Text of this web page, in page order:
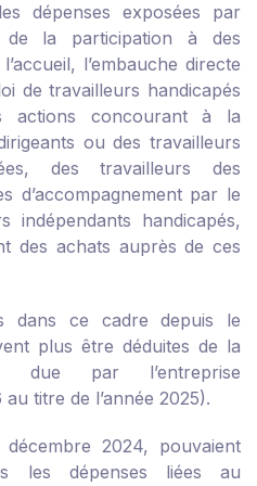
dépenses exposées par
la participation à des
l’embauche directe
de travailleurs handicapés
actions concourant à la
ou des travailleurs
des travailleurs des
d’accompagnement par le
indépendants handicapés,
des achats auprès de ces
dans ce cadre depuis le
plus être déduites de la
due par l’entreprise
titre de l’année 2025).
décembre 2024, pouvaient
les dépenses liées au